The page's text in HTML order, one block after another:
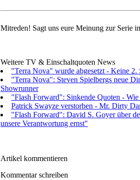
Mitreden! Sagt uns eure Meinung zur Serie
Weitere TV & Einschaltquoten News
"Terra Nova" wurde abgesetzt - Keine
"Terra Nova": Steven Spielbergs neue
Showrunner
"Flash Forward": Sinkende Quoten -
Patrick Swayze verstorben - Mr. Dirty
"Flash Forward": David S. Goyer über
unsere Verantwortung ernst"
Artikel kommentieren
Kommentar schreiben